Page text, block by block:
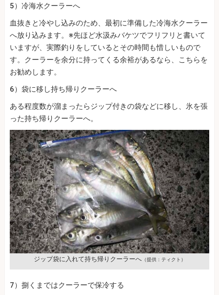
5）冷海水クーラーへ
血抜きと冷やし込みのため、最初に準備した冷海水クーラー
へ放り込みます。※先ほど水汲みバケツでフリフリと書いて
いますが、実際釣りをしているとその時間も惜しいもので
す。クーラーを余分に持ってくる余裕があるなら、こちらを
お勧めします。
6）袋に移し持ち帰りクーラーへ
ある程度数が溜まったらジップ付きの袋などに移し、氷を張
った持ち帰りクーラーへ。
ジップ袋に入れて持ち帰りクーラーへ（提供：ティクト）
7）捌くまではクーラーで保冷する